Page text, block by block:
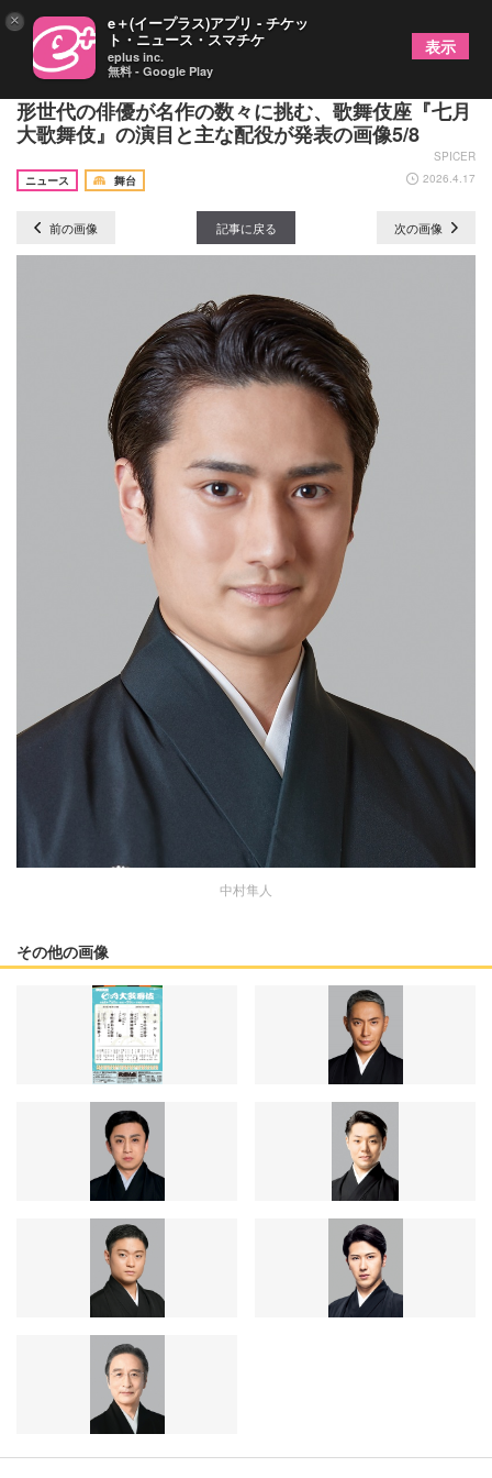
仁左衛門、梅玉、幸四郎、團十郎らが豪華競演 花
形世代の俳優が名作の数々に挑む、歌舞伎座『七月
大歌舞伎』の演目と主な配役が発表の画像5/8
SPICER
ニュース
舞台 2026.4.17
前の画像 記事に戻る 次の画像
中村隼人
その他の画像
× e＋(イープラス)アプリ - チケッ
ト・ニュース・スマチケ
eplus inc.
無料 - Google Play
表示